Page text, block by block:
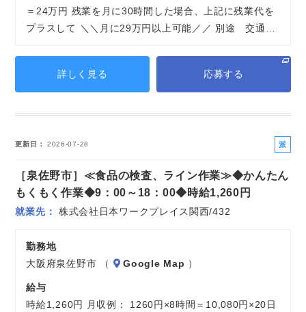
＝24万円 残業を月に30時間した場合、上記に残業代を
プラスして ＼＼月に29万円以上可能／／ 別途 交通…
詳しく見る 応募する
更新日 2026-07-28
派
社
［泉佐野市］≪食品の検査、ライン作業≫◆かんたん
もくもく作業◆9：00～18：00◆時給1,260円
就業先 株式会社日本ワークプレイス関西/432
勤務地
大阪府泉佐野市 （
Google Map ）
給与
時給1,260円 月収例： 1260円×8時間＝10,080円×20日